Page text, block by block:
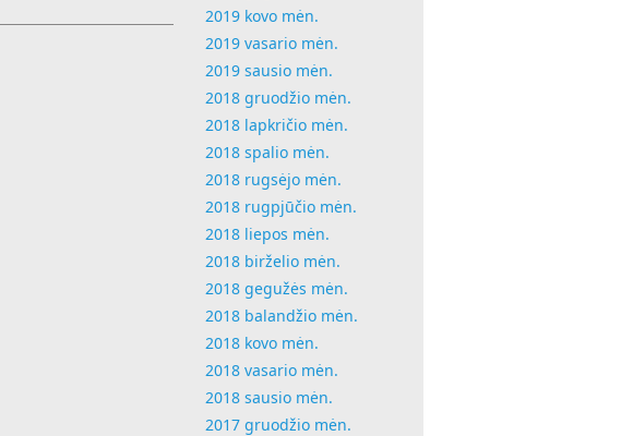
2019 kovo mėn.
2019 vasario mėn.
2019 sausio mėn.
2018 gruodžio mėn.
2018 lapkričio mėn.
2018 spalio mėn.
2018 rugsėjo mėn.
2018 rugpjūčio mėn.
2018 liepos mėn.
2018 birželio mėn.
2018 gegužės mėn.
2018 balandžio mėn.
2018 kovo mėn.
2018 vasario mėn.
2018 sausio mėn.
2017 gruodžio mėn.